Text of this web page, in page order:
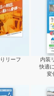
リーフ
内装
快適
変